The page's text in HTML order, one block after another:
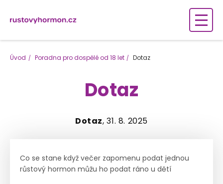
Úvod Poradna pro dospělé od 18 let Dotaz
Dotaz
Dotaz, 31. 8. 2025
Co se stane když večer zapomenu podat jednou
růstový hormon můžu ho podat ráno u dětí